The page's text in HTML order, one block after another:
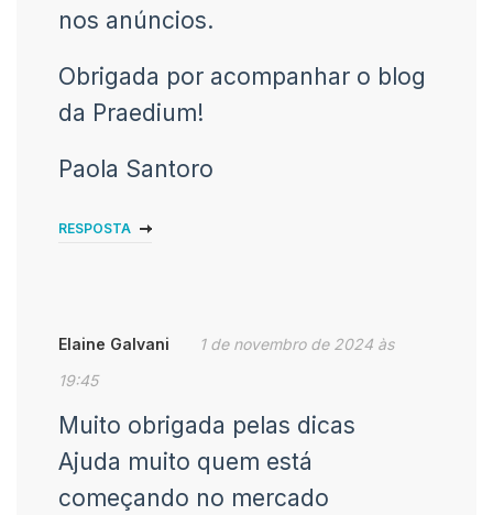
nos anúncios.
Obrigada por acompanhar o blog
da Praedium!
Paola Santoro
RESPOSTA
Elaine Galvani
1 de novembro de 2024 às
19:45
Muito obrigada pelas dicas
Ajuda muito quem está
começando no mercado